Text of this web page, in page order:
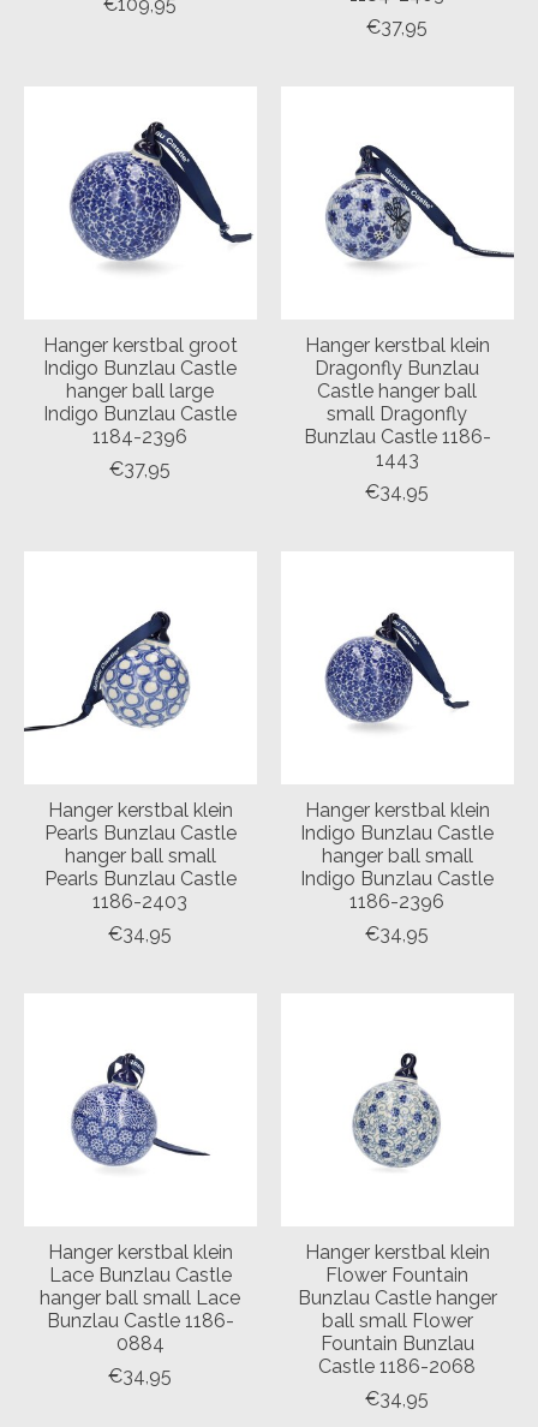
€109,95
€37,95
Hanger kerstbal groot
Indigo Bunzlau Castle
hanger ball large
Indigo Bunzlau Castle
1184-2396
€37,95
Hanger kerstbal klein
Dragonfly Bunzlau
Castle hanger ball
small Dragonfly
Bunzlau Castle 1186-
1443
€34,95
Hanger kerstbal klein
Pearls Bunzlau Castle
hanger ball small
Pearls Bunzlau Castle
1186-2403
€34,95
Hanger kerstbal klein
Indigo Bunzlau Castle
hanger ball small
Indigo Bunzlau Castle
1186-2396
€34,95
Hanger kerstbal klein
Lace Bunzlau Castle
hanger ball small Lace
Bunzlau Castle 1186-
0884
€34,95
Hanger kerstbal klein
Flower Fountain
Bunzlau Castle hanger
ball small Flower
Fountain Bunzlau
Castle 1186-2068
€34,95